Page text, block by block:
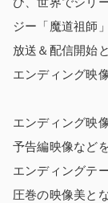
ジー「魔道祖師
放送＆配信開始
エンディング映
エンディング映
予告編映像など
エンディングテ
圧巻の映像美と